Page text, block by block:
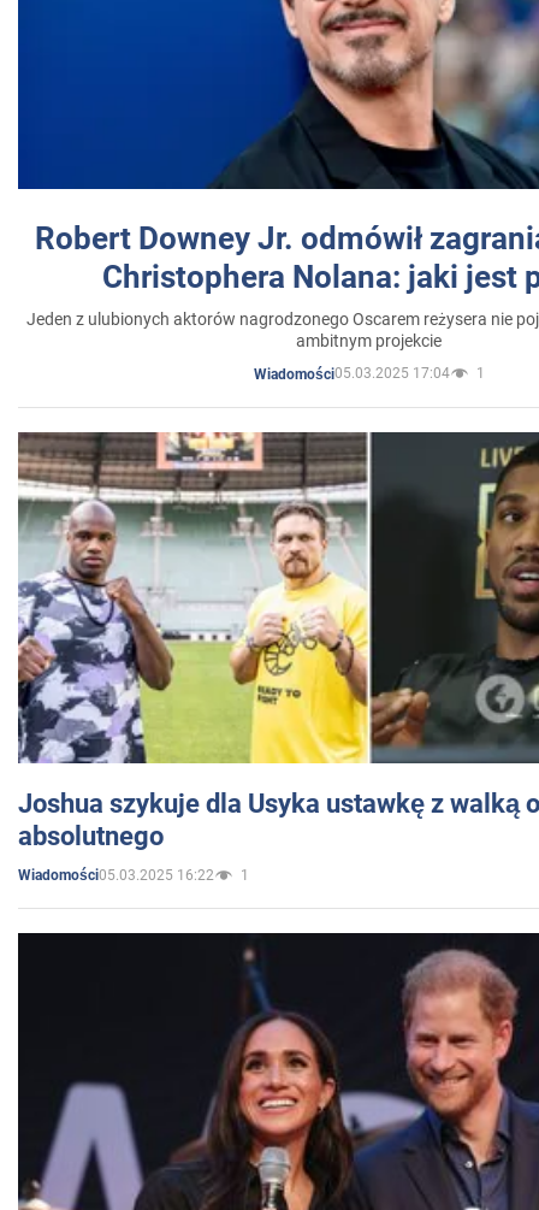
Robert Downey Jr. odmówił
Christophera Nolana: jaki jest
Jeden z ulubionych aktorów nagrodzonego Oscarem reżysera nie
ambitnym projekcie
Wiadomości05.03.2025 17:04 1
Joshua szykuje dla Usyka ustawkę z walką
absolutnego
Wiadomości05.03.2025 16:22 1